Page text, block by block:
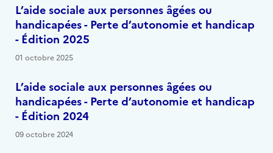
L’aide sociale aux personnes âgées ou
handicapées - Perte d’autonomie et handicap
- Édition 2025
01 octobre 2025
L’aide sociale aux personnes âgées ou
handicapées - Perte d’autonomie et handicap
- Édition 2024
09 octobre 2024